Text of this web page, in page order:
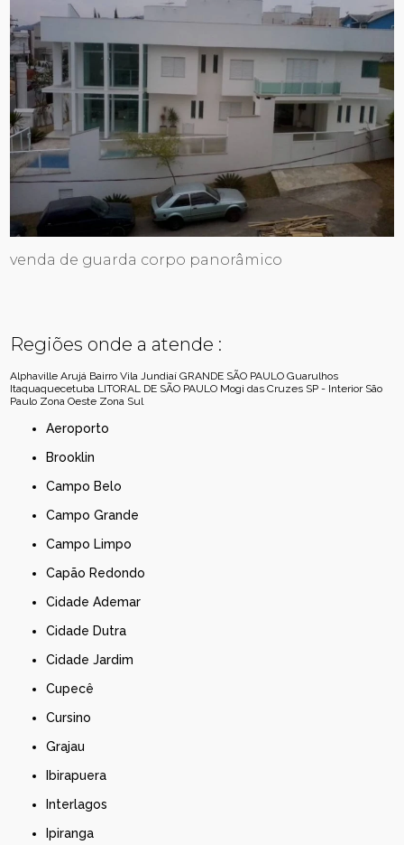
venda de guarda corpo panorâmico
Regiões onde a atende :
Alphaville Arujá Bairro Vila Jundiaí GRANDE SÃO PAULO Guarulhos
Itaquaquecetuba LITORAL DE SÃO PAULO Mogi das Cruzes SP - Interior São
Paulo Zona Oeste Zona Sul
Aeroporto
Brooklin
Campo Belo
Campo Grande
Campo Limpo
Capão Redondo
Cidade Ademar
Cidade Dutra
Cidade Jardim
Cupecê
Cursino
Grajau
Ibirapuera
Interlagos
Ipiranga